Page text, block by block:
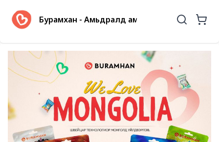
Бурамхан - Амьдралд амт нэмнэ